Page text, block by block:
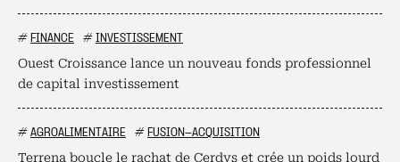
# FINANCE # INVESTISSEMENT
Ouest Croissance lance un nouveau fonds professionnel
de capital investissement
# AGROALIMENTAIRE # FUSION-ACQUISITION
Terrena boucle le rachat de Cerdys et crée un poids lourd